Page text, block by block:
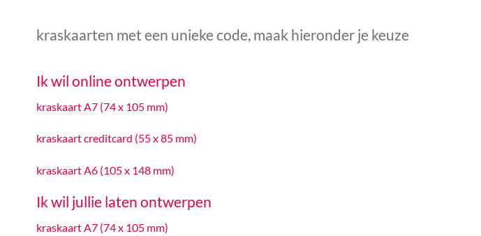
kraskaarten met een unieke code, maak hieronder je keuze
Ik wil online ontwerpen
kraskaart A7 (74 x 105 mm)
kraskaart creditcard (55 x 85 mm)
kraskaart A6 (105 x 148 mm)
Ik wil jullie laten ontwerpen
kraskaart A7 (74 x 105 mm)